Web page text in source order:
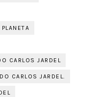
PLANETA
CARLOS JARDEL
CARLOS JARDEL.